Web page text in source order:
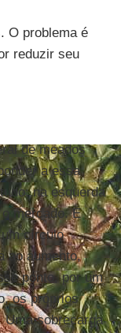
O problema é
reduzir seu
de meados
a essa
na esquerda
mercado. E
círculo
ao aumento,
ponto, por um
os próprios
Uma sobrecarga